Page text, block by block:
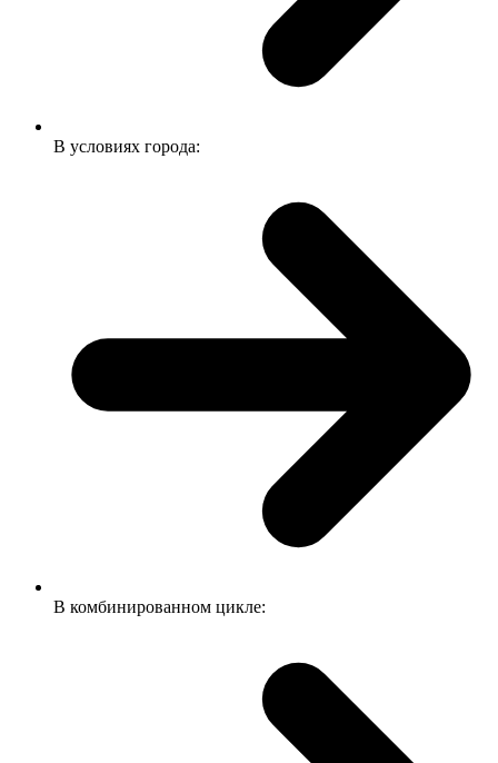
В условиях города:
В комбинированном цикле: